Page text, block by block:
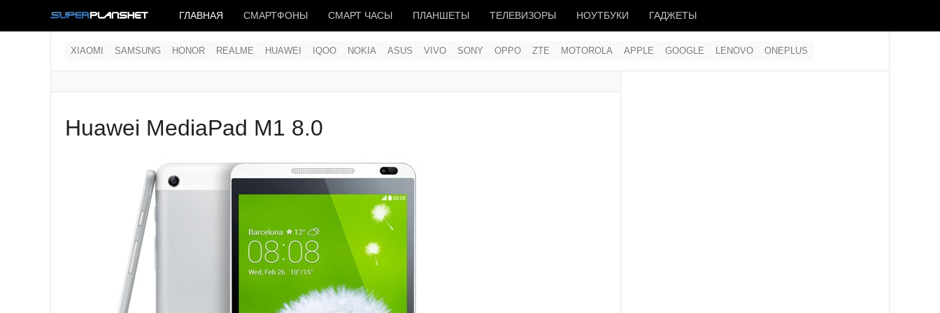
ГЛАВНАЯ СМАРТФОНЫ СМАРТ ЧАСЫ ПЛАНШЕТЫ ТЕЛЕВИЗОРЫ НОУТБУКИ ГАДЖЕТЫ
XIAOMI SAMSUNG HONOR REALME HUAWEI IQOO NOKIA ASUS VIVO SONY OPPO ZTE MOTOROLA APPLE GOOGLE LENOVO ONEPLUS
Huawei MediaPad M1 8.0